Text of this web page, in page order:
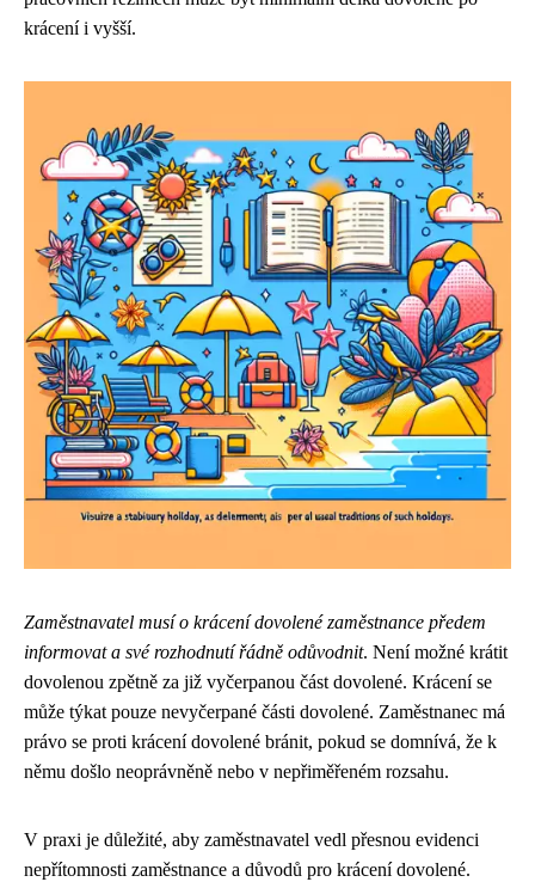
krácení i vyšší.
Zaměstnavatel musí o krácení dovolené zaměstnance předem
informovat a své rozhodnutí řádně odůvodnit. Není možné krátit
dovolenou zpětně za již vyčerpanou část dovolené. Krácení se
může týkat pouze nevyčerpané části dovolené. Zaměstnanec má
právo se proti krácení dovolené bránit, pokud se domnívá, že k
němu došlo neoprávněně nebo v nepřiměřeném rozsahu.
V praxi je důležité, aby zaměstnavatel vedl přesnou evidenci
nepřítomnosti zaměstnance a důvodů pro krácení dovolené.